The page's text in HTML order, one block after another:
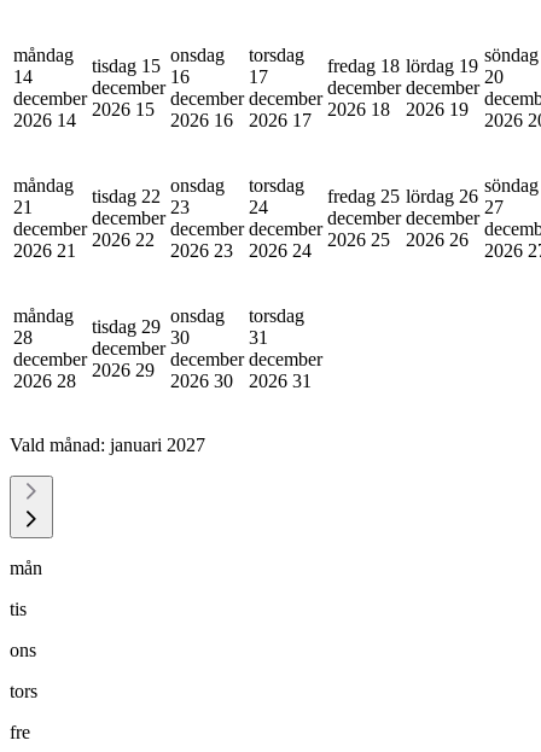
måndag
14
december
2026 14
tisdag 15
december
2026 15
onsdag
16
december
2026 16
torsdag
17
december
2026 17
fredag 18
december
2026 18
lördag 19
december
2026 19
söndag
20
2026
måndag
21
december
2026 21
tisdag 22
december
2026 22
onsdag
23
december
2026 23
torsdag
24
december
2026 24
fredag 25
december
2026 25
lördag 26
december
2026 26
söndag
27
2026
måndag
28
december
2026 28
tisdag 29
december
2026 29
onsdag
30
december
2026 30
torsdag
31
december
2026 31
Vald månad: januari 2027
mån
tis
ons
tors
fre